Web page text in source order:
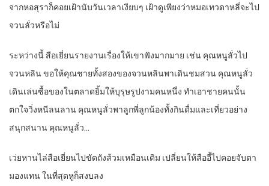
จากหอสุราก็คอยเฝ้านับวันเวลาเงียบๆ เฝ้าดูเพียงว่าหมอเทวดาหลี่จะไป
จวนลั่วหรือไม่
ระหว่างนี้ สือเยี่ยนรายงานเรื่องให้เขาฟังมากมาย เช่น คุณหนูลั่วไป
จวนหลิน ขอให้คุณชายทั้งสองของจวนหลินพาเดินชมสวน คุณหนูลั่ว
เดินเล่นซื้อของในตลาดยิ้มให้บุรุษรูปงามคนหนึ่ง ทำเอาชายคนนั้น
ตกใจวิ่งหนีลนลาน คุณหนูลั่วพาลูกพี่ลูกน้องทั้งกินดื่มและเที่ยวอย่าง
สนุกสนาน คุณหนูลั่ว…
เว่ยหานไล่สือเยี่ยนไปขัดถังส้วมเหมือนเดิม เปลี่ยนให้สืออี้ไปคอยจับตา
มองแทน ในที่สุดหูก็สงบลง